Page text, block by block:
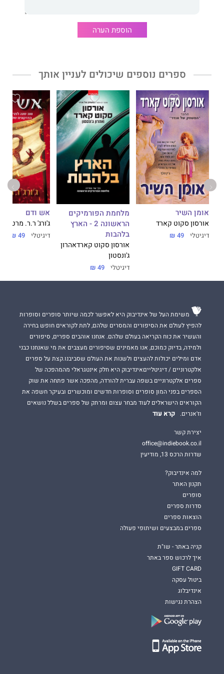
מרב המאמצים להכריע במאבק הקטלני מכול: משחקי הכס.
זהו הספר הראשון בסדרת הספרים המופלאה של ג'ורג' מרטין –
והרפתקאות ממלאים את דפי האגדה המופלאה הזאת.
הסדרה רחבת היריעה של ג'ורג' מרטין הינה אחד מההישגים הגדולים
ביותר בספרות של ימינו
הוספת הערה
ספרים נוספים שיכולים לעניין אותך
אומן השיר
אורסון סקוט קארד
דיגיטלי 49 ₪
מלחמת הפורמיקים
הראשונה 2 - הארץ
בלהבות
אורסון סקוט קארדאהרון
ג'ונסטון
דיגיטלי 49 ₪
אש ודם
ג'ורג' ר.ר. מרטין
דיגיטלי 49 ₪
משימת העל של אינדיבוק היא לאפשר לכמה שיותר סופרים וסופרות
להפיץ לעולם את הסיפורים והמסרים שלהם, לתת לקוראים חופש בחירה
והעשיר את כוח הקריאה בעולם שלהם. אנחנו אוהבים ספרים, סיפורים
ולמידה, בדיוק כמוכם, אנו מאמינים שסיפורים מעצבים את מי שאנחנו כבני
אדם ומילים יכולות להעצים ולשנות את העולם שסביבנו.קצת על ספרים
אלקטרוניים / דיגיטלייםאינדיבוק היא חלק אינטגראלי מהמהפכה של
ספרים אלקטרוניים בשפה עברית להורדה, מהפכה אשר פתחה את שוק
הספרים בפני המון סופרים וסופרות חדשים ומוכשרים ובעיקר חשפה את
הקוראים הישראלים לעוד מבחר עצום ומרתק של ספרים בשלל נושאים
וז'אנרים.
קרא עוד
יצירת קשר
office@indiebook.co.il
שדרות הרכס 13, מודיעין
למה אינדיבוק?
תקנון האתר
סופרים
סדרות ספרים
הוצאות ספרים
ספרים במבצעים ושיתופי פעולה
קניה באתר - שו"ת
איך לרכוש ספר באתר
GIFT CARD
ביטול עסקה
אינדיבלוג
הצהרת נגישות